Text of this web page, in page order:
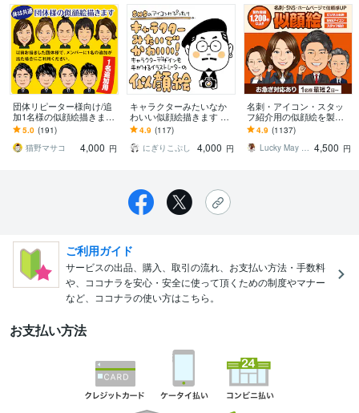
団体リピーター様向け/追
加1名様の似顔絵描きます
お揃いの制服やユニホー
ム姿の似顔絵で統一感、
誠実度アップ！
5.0 (191)
猫野マサコ
4,000 円
キャラクターみたいなか
わいい似顔絵描きます SN
Sのアイコンに大人気！単
純なのに似ている可愛い
似顔絵！
4.9 (117)
にぎりこぷし
4,000 円
名刺・アイコン・スタッ
フ紹介用の似顔絵を製作
します 1,200件以上の製作
実績！様々な職種に対応
します！
4.9 (1137)
Lucky May Illust 4,500 円
ご利用ガイド
サービスの出品、購入、取引の流れ、お支払い方法・手数料
や、ココナラを安心・安全に使って頂くための制度やマナー
など、ココナラの使い方はこちら。
お支払い方法